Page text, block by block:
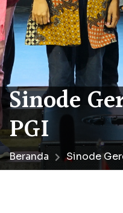
Sinode
PGI
Beranda Sinode